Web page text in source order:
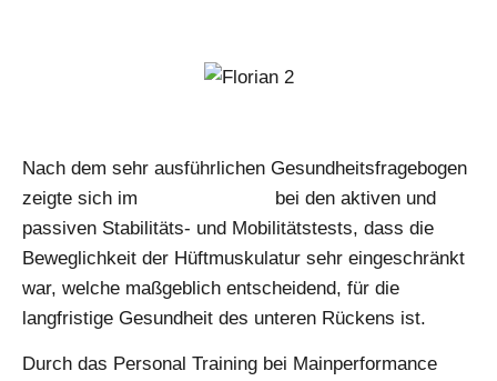
Nach dem sehr ausführlichen Gesundheitsfragebogen
zeigte sich im
bei den aktiven und
passiven Stabilitäts- und Mobilitätstests, dass die
Beweglichkeit der Hüftmuskulatur sehr eingeschränkt
war, welche maßgeblich entscheidend, für die
langfristige Gesundheit des unteren Rückens ist.
Durch das Personal Training bei Mainperformance